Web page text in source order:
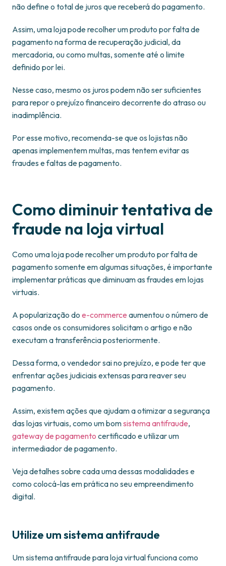
não define o total de juros que receberá do pagamento.
Assim, uma loja pode recolher um produto por falta de
pagamento na forma de recuperação judicial, da
mercadoria, ou como multas, somente até o limite
definido por lei.
Nesse caso, mesmo os juros podem não ser suficientes
para repor o prejuízo financeiro decorrente do atraso ou
inadimplência.
Por esse motivo, recomenda-se que os lojistas não
apenas implementem multas, mas tentem evitar as
fraudes e faltas de pagamento.
Como diminuir tentativa de
fraude na loja virtual
Como uma loja pode recolher um produto por falta de
pagamento somente em algumas situações, é importante
implementar práticas que diminuam as fraudes em lojas
virtuais.
A popularização do e-commerce aumentou o número de
casos onde os consumidores solicitam o artigo e não
executam a transferência posteriormente.
Dessa forma, o vendedor sai no prejuízo, e pode ter que
enfrentar ações judiciais extensas para reaver seu
pagamento.
Assim, existem ações que ajudam a otimizar a segurança
das lojas virtuais, como um bomsistema antifraude,
gateway de pagamento certificado e utilizar um
intermediador de pagamento.
Veja detalhes sobre cada uma dessas modalidades e
como colocá-las em prática no seu empreendimento
digital.
Utilize um sistema antifraude
Um sistema antifraude para loja virtual funciona como